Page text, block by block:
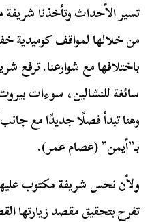
تسير الأحداث وتأخذنا
من خلالها لمواقف كوميدية
باختلافها مع شوارعنا. ترفع
سائغة للنشالين، سوءات
وهنا تبدأ فصلًا جديدًا مع
بـ”أيمن” (عصام عمر).
ولأن نحس شريفة مكتوب
تفرح بتحقيق مقصد زيارتها